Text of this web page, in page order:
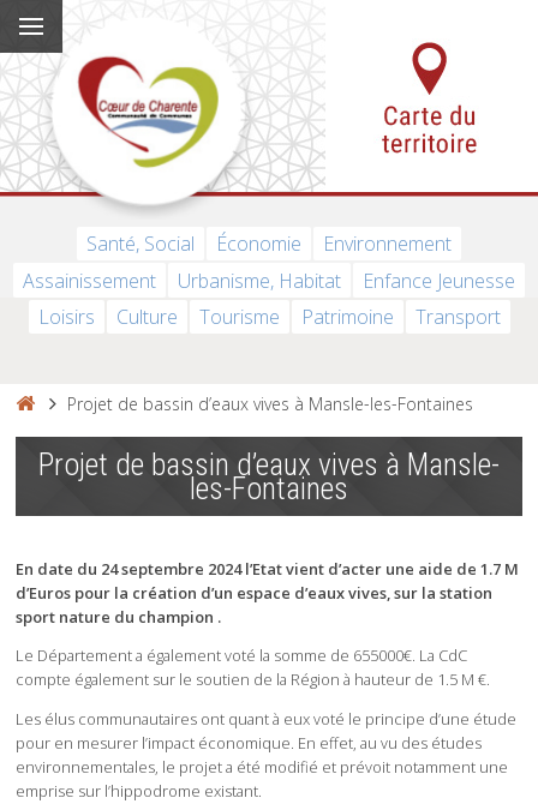
Santé, Social Économie
Environnement
Assainissement
Urbanisme, Habitat
Enfance Jeunesse
Loisirs
Culture Tourisme Patrimoine Transport
Projet de bassin d’eaux vives à Mansle-les-Fontaines
Projet de bassin d’eaux vives à Mansle-
les-Fontaines
En date du 24 septembre 2024 l’Etat vient d’acter une aide de 1.7 M
d’Euros pour la création d’un espace d’eaux vives, sur la station
sport nature du champion .
Le Département a également voté la somme de 655000€. La CdC
compte également sur le soutien de la Région à hauteur de 1.5 M €.
Les élus communautaires ont quant à eux voté le principe d’une étude
pour en mesurer l’impact économique. En effet, au vu des études
environnementales, le projet a été modifié et prévoit notamment une
emprise sur l’hippodrome existant.